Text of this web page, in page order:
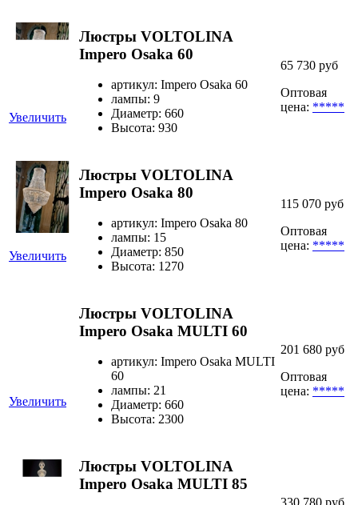
Увеличить
Люстры VOLTOLINA
Impero Osaka 60
артикул: Impero Osaka 60
лампы: 9
Диаметр: 660
Высота: 930
65 730 руб
Оптовая
цена: *****
Увеличить
Люстры VOLTOLINA
Impero Osaka 80
артикул: Impero Osaka 80
лампы: 15
Диаметр: 850
Высота: 1270
115 070 руб
Оптовая
цена: *****
Увеличить
Люстры VOLTOLINA
Impero Osaka MULTI 60
артикул: Impero Osaka MULTI
60
лампы: 21
Диаметр: 660
Высота: 2300
201 680 руб
Оптовая
цена: *****
Люстры VOLTOLINA
Impero Osaka MULTI 85
330 780 руб